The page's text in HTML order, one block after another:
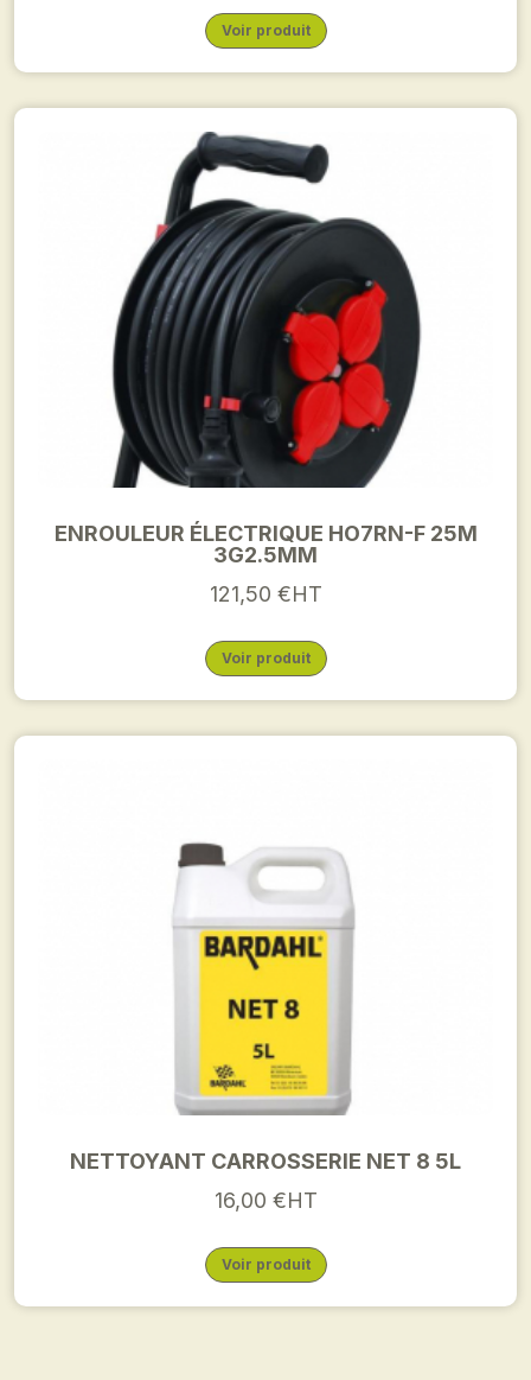
Voir produit
ENROULEUR ÉLECTRIQUE HO7RN-F 25M
3G2.5MM
121,50 €HT
Voir produit
NETTOYANT CARROSSERIE NET 8 5L
16,00 €HT
Voir produit